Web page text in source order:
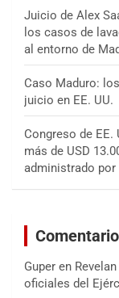
Juicio de Alex
los casos de
al entorno de
Caso Maduro:
juicio en EE. UU.
Congreso de
más de USD
administrado por
Guper en
oficiales del